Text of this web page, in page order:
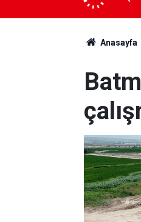
Anasayfa